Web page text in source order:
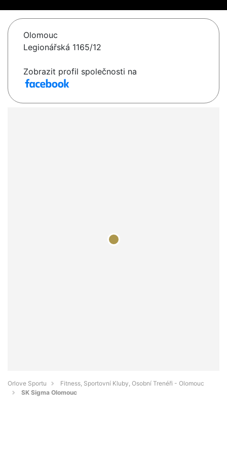
Olomouc
Legionářská 1165/12
Zobrazit profil společnosti na
Orlove Sportu
Fitness, Sportovní Kluby, Osobní Trenéři - Olomouc
SK Sigma Olomouc